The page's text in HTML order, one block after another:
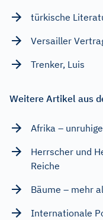
türkische
Versailler
Trenker, Luis
Weitere Artikel aus
Afrika –
Herrscher und
Reiche
Bäume – mehr
Internationale